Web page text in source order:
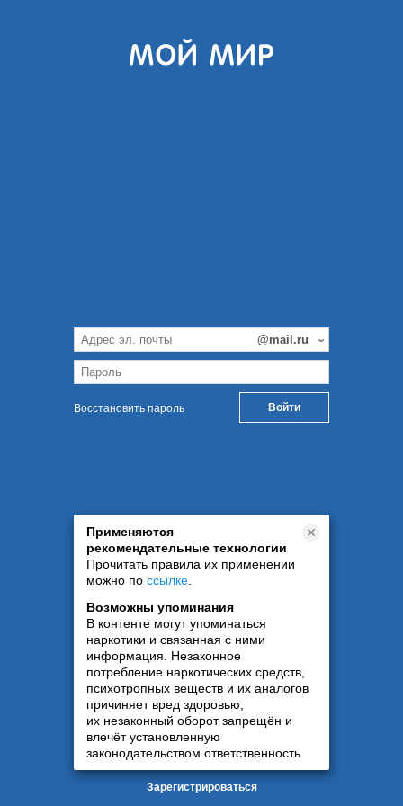
Восстановить пароль
Применяются
рекомендательные технологии
Прочитать правила их применении
можно по ссылке
Возможны упоминания
В контенте могут упоминаться
наркотики и связанная с ними
информация. Незаконное
потребление наркотических средств,
психотропных веществ и их аналогов
причиняет вред здоровью,
их незаконный оборот запрещён и
влечёт установленную
законодательством ответственность
Зарегистрироваться